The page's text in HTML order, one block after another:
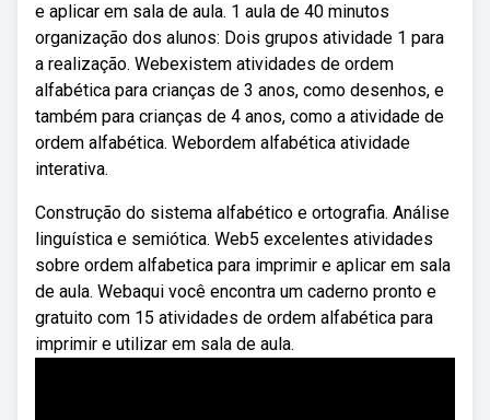
e aplicar em sala de aula. 1 aula de 40 minutos
organização dos alunos: Dois grupos atividade 1 para
a realização. Webexistem atividades de ordem
alfabética para crianças de 3 anos, como desenhos, e
também para crianças de 4 anos, como a atividade de
ordem alfabética. Webordem alfabética atividade
interativa.
Construção do sistema alfabético e ortografia. Análise
linguística e semiótica. Web5 excelentes atividades
sobre ordem alfabetica para imprimir e aplicar em sala
de aula. Webaqui você encontra um caderno pronto e
gratuito com 15 atividades de ordem alfabética para
imprimir e utilizar em sala de aula.